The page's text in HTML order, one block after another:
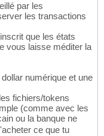
par les
les transactions
que les états
vous laisse méditer la
numérique et une
fichiers/tokens
(comme avec les
ou la banque ne
ce que tu